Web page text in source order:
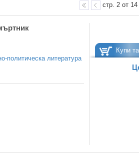
стр. 2 от 14
политическа литература
Купи